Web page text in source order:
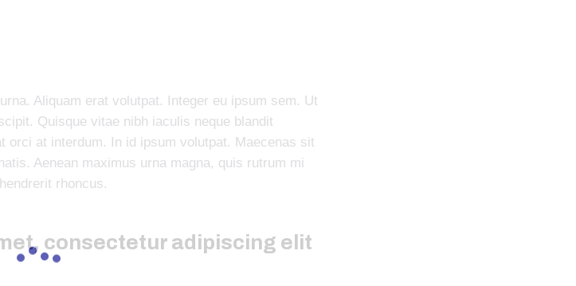
Aliquam erat volutpat. Integer eu ipsum sem. Ut
Quisque vitae nibh iaculis neque blandit
orci at interdum. In id ipsum volutpat. Maecenas sit
Aenean maximus urna magna, quis rutrum mi
rhoncus.
consectetur adipiscing elit